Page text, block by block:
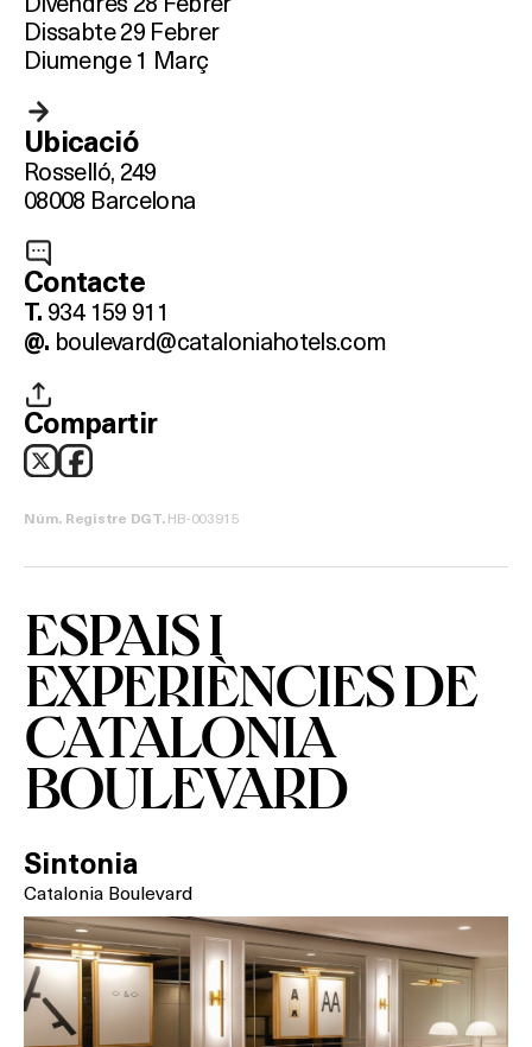
HOTELS
SPAS
RESTAURANTS
On?
Dissabte 29 Febrer
Diumenge 1 Març
Ubicació
Rosselló, 249
08008 Barcelona
Contacte
T. 934 159 911
@. boulevard@cataloniahotels.com
Compartir
Núm. Registre DGT.HB-003915
ESPAIS I
EXPERIÈNCIES DE
CATALONIA
BOULEVARD
Sintonia
Catalonia Boulevard